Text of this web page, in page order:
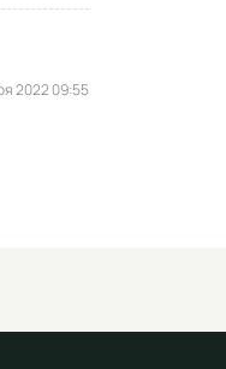
2022 09:55